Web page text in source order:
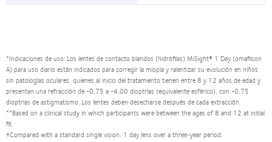
*Indicaciones de uso: Los lentes de contacto blandos (hidrófilas) MiSight® 1 Day (omafilcon
A) para uso diario están indicados para corregir la miopía y ralentizar su evolución en niños
sin patologías oculares, quienes al inicio del tratamiento tienen entre 8 y 12 años de edad y
presentan una refracción de -0,75 a -4,00 dioptrías (equivalente esférico), con -0,75
dioptrías de astigmatismo. Los lentes deben desecharse después de cada extracción.
**Based on a clinical study in which participants were between the ages of 8 and 12 at initial
fit.
†Compared with a standard single vision, 1 day lens over a three-year period.